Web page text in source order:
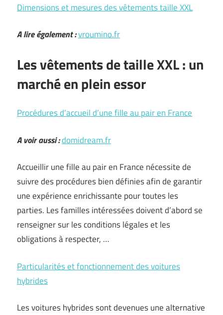
Dimensions et mesures des vêtements taille XXL
A lire également :vroumino.fr
Les vêtements de taille XXL : un
marché en plein essor
Procédures d’accueil d’une fille au pair en France
A voir aussi :domidream.fr
Accueillir une fille au pair en France nécessite de
suivre des procédures bien définies afin de garantir
une expérience enrichissante pour toutes les
parties. Les familles intéressées doivent d’abord se
renseigner sur les conditions légales et les
obligations à respecter, …
Particularités et fonctionnement des voitures
hybrides
Les voitures hybrides sont devenues une alternative